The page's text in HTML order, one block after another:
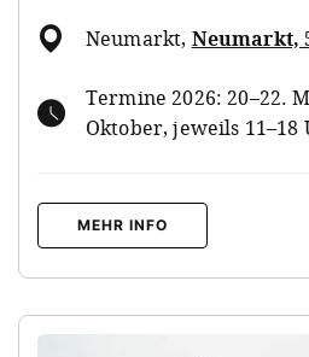
Neumarkt, Neumarkt,
Termine 2026: 20–22.
Oktober, jeweils 11–18
MEHR INFO